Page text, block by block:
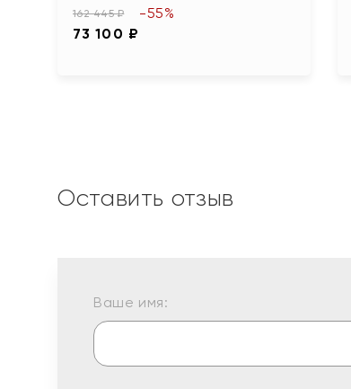
162 445 ₽
73 100 ₽
-55%
Оставить отзыв
Ваше имя: